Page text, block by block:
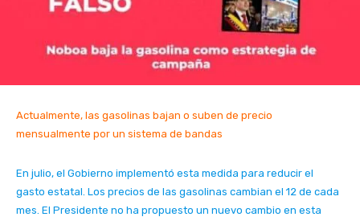
Actualmente, las gasolinas bajan o suben de precio
mensualmente por un sistema de bandas
En julio, el Gobierno implementó esta medida para reducir el
gasto estatal. Los precios de las gasolinas cambian el 12 de cada
mes. El Presidente no ha propuesto un nuevo cambio en esta